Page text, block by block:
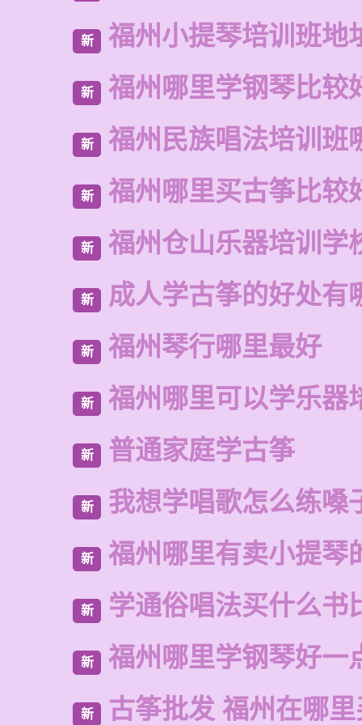
新 福州小提琴培训班地
新 福州哪里学钢琴比较
新 福州民族唱法培训班
新 福州哪里买古筝比较
新 福州仓山乐器培训学
新 成人学古筝的好处有
新 福州琴行哪里最好
新 福州哪里可以学乐器
新 普通家庭学古筝
新 我想学唱歌怎么练嗓
新 福州哪里有卖小提琴
新 学通俗唱法买什么书
新 福州哪里学钢琴好一
新 古筝批发 福州在哪